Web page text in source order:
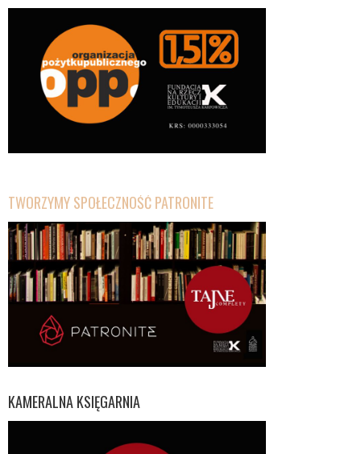
TWORZYMY SPOŁECZNOŚĆ PATRONITE
KAMERALNA KSIĘGARNIA